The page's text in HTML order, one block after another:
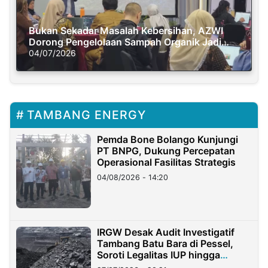
Bukan Sekadar Masalah Kebersihan, AZWI
Dorong Pengelolaan Sampah Organik Jadi
Solusi Krisis Iklim
04/07/2026
TAMBANG ENERGY
Pemda Bone Bolango Kunjungi
PT BNPG, Dukung Percepatan
Operasional Fasilitas Strategis
04/08/2026 - 14:20
IRGW Desak Audit Investigatif
Tambang Batu Bara di Pessel,
Soroti Legalitas IUP hingga